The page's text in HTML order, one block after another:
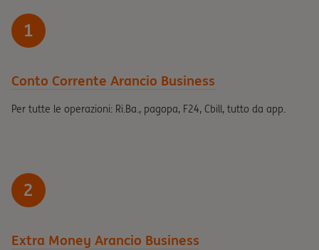
1
Conto Corrente Arancio Business
Per tutte le operazioni: Ri.Ba., pagopa, F24, Cbill, tutto da app.
2
Extra Money Arancio Business